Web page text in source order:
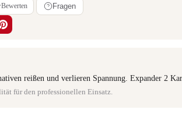
Bewerten Fragen
reißen und verlieren Spannung. Expander 2
für den professionellen Einsatz.